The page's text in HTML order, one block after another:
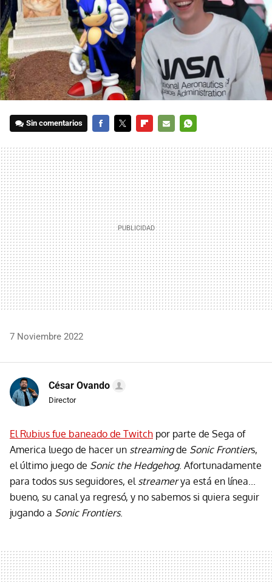
Sin comentarios
MAIL
7 Noviembre 2022
César Ovando
Director
El Rubius fue baneado de Twitch por parte de Sega of
America luego de hacer un streamingde Sonic Frontiers,
el último juego de Sonic the Hedgehog. Afortunadamente
para todos sus seguidores, el streamerya está en línea...
bueno, su canal ya regresó, y no sabemos si quiera seguir
jugando a Sonic Frontiers.